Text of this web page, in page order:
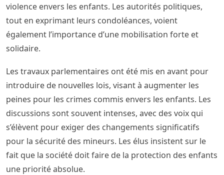
violence envers les enfants. Les autorités politiques,
tout en exprimant leurs condoléances, voient
également l’importance d’une mobilisation forte et
solidaire.
Les travaux parlementaires ont été mis en avant pour
introduire de nouvelles lois, visant à augmenter les
peines pour les crimes commis envers les enfants. Les
discussions sont souvent intenses, avec des voix qui
s’élèvent pour exiger des changements significatifs
pour la sécurité des mineurs. Les élus insistent sur le
fait que la société doit faire de la protection des enfants
une priorité absolue.